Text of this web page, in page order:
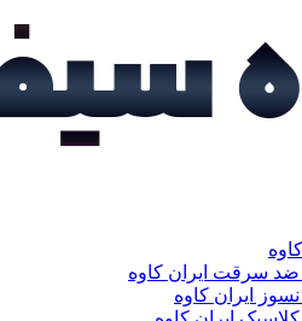
سرقت ایران کاوه
ایران کاوه